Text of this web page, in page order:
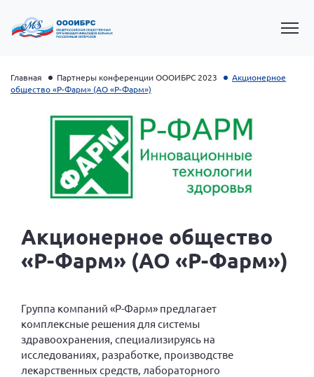
Президент Власов Я.В.
Первый вице-президент Кичигина Н. Ф.
Вице-президент Шишлянников Ф.В.
Информационная служба
Отдел международных отношений
Главная Партнеры конференции ОООИБРС 2023
Акционерное
общество «Р-Фарм» (АО «Р-Фарм»)
Акционерное общество
«Р-Фарм» (АО «Р-Фарм»)
Группа компаний «Р-Фарм» предлагает
комплексные решения для системы
здравоохранения, специализируясь на
исследованиях, разработке, производстве
лекарственных средств, лабораторного